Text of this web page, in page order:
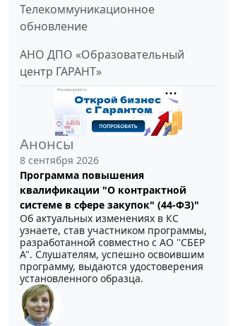
Телекоммуникационное
обновление
АНО ДПО «Образовательный
центр ГАРАНТ»
Анонсы
8 сентября 2026
Программа повышения
квалификации "О контрактной
системе в сфере закупок" (44-ФЗ)"
Об актуальных изменениях в КС
узнаете, став участником программы,
разработанной совместно с АО ''СБЕР
А". Слушателям, успешно освоившим
программу, выдаются удостоверения
установленного образца.